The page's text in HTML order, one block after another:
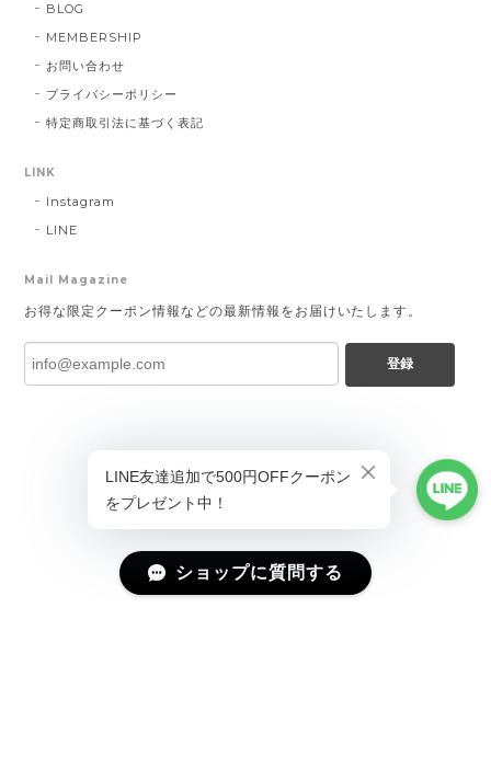
BLOG
MEMBERSHIP
お問い合わせ
プライバシーポリシー
特定商取引法に基づく表記
LINK
Instagram
LINE
Mail Magazine
お得な限定クーポン情報などの最新情報をお届けいたします。
登録
ショップに質問する